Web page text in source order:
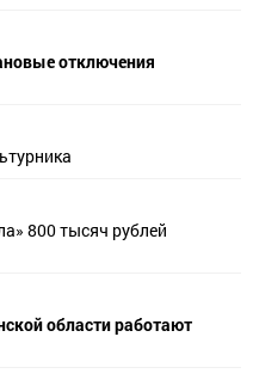
отключения
800 тысяч рублей
области работают